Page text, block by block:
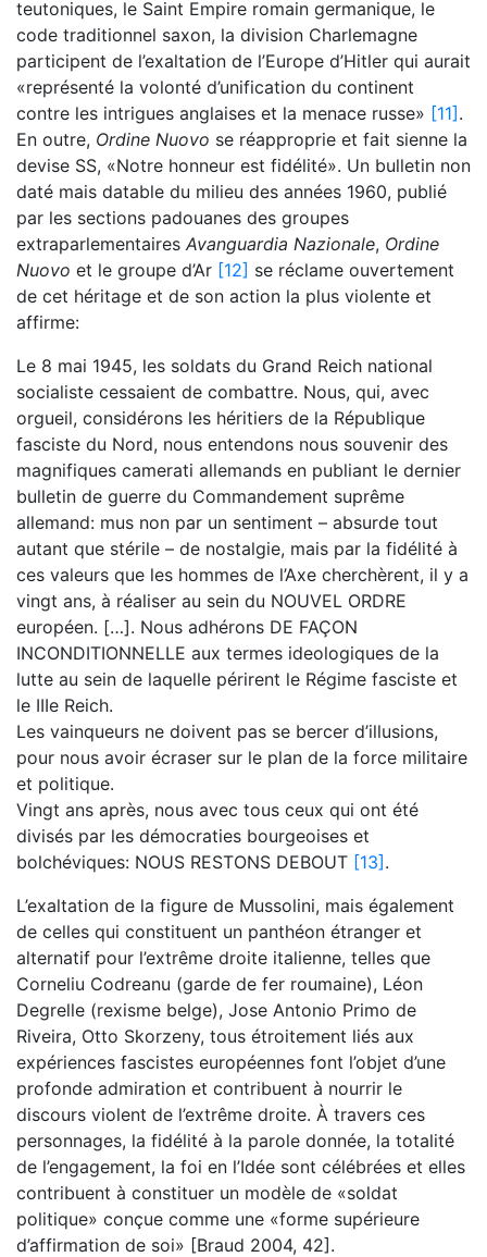
teutoniques, le Saint Empire romain germanique, le
code traditionnel saxon, la division Charlemagne
participent de l’exaltation de l’Europe d’Hitler qui aurait
«représenté la volonté d’unification du continent
contre les intrigues anglaises et la menace russe» [11].
En outre, Ordine Nuovo se réapproprie et fait sienne la
devise SS, «Notre honneur est fidélité». Un bulletin non
daté mais datable du milieu des années 1960, publié
par les sections padouanes des groupes
extraparlementaires Avanguardia Nazionale, Ordine
Nuovo et le groupe d’Ar [12] se réclame ouvertement
de cet héritage et de son action la plus violente et
affirme:
Le 8 mai 1945, les soldats du Grand Reich national
socialiste cessaient de combattre. Nous, qui, avec
orgueil, considérons les héritiers de la République
fasciste du Nord, nous entendons nous souvenir des
magnifiques camerati allemands en publiant le dernier
bulletin de guerre du Commandement suprême
allemand: mus non par un sentiment – absurde tout
autant que stérile – de nostalgie, mais par la fidélité à
ces valeurs que les hommes de l’Axe cherchèrent, il y a
vingt ans, à réaliser au sein du NOUVEL ORDRE
européen. […]. Nous adhérons DE FAÇON
INCONDITIONNELLE aux termes ideologiques de la
lutte au sein de laquelle périrent le Régime fasciste et
le IIIe Reich.
Les vainqueurs ne doivent pas se bercer d’illusions,
pour nous avoir écraser sur le plan de la force militaire
et politique.
Vingt ans après, nous avec tous ceux qui ont été
divisés par les démocraties bourgeoises et
bolchéviques: NOUS RESTONS DEBOUT [13].
L’exaltation de la figure de Mussolini, mais également
de celles qui constituent un panthéon étranger et
alternatif pour l’extrême droite italienne, telles que
Corneliu Codreanu (garde de fer roumaine), Léon
Degrelle (rexisme belge), Jose Antonio Primo de
Riveira, Otto Skorzeny, tous étroitement liés aux
expériences fascistes européennes font l’objet d’une
profonde admiration et contribuent à nourrir le
discours violent de l’extrême droite. À travers ces
personnages, la fidélité à la parole donnée, la totalité
de l’engagement, la foi en l’Idée sont célébrées et elles
contribuent à constituer un modèle de «soldat
politique» conçue comme une «forme supérieure
d’affirmation de soi» [Braud 2004, 42].